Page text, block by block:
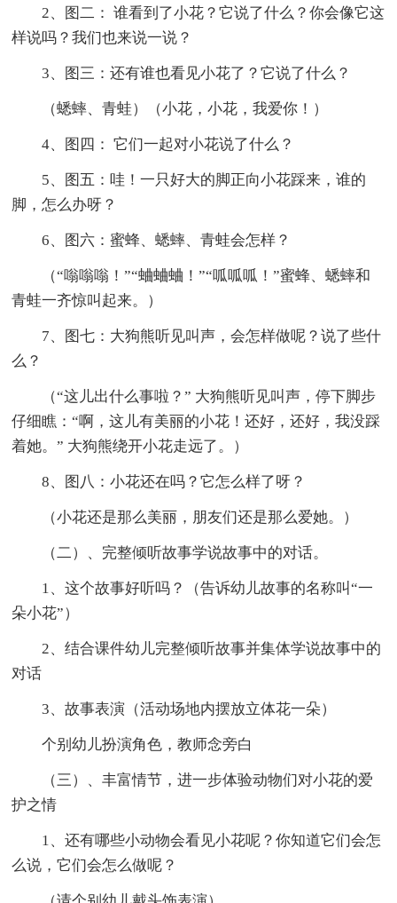
2、图二： 谁看到了小花？它说了什么？你会像它这
样说吗？我们也来说一说？
3、图三：还有谁也看见小花了？它说了什么？
（蟋蟀、青蛙）（小花，小花，我爱你！）
4、图四： 它们一起对小花说了什么？
5、图五：哇！一只好大的脚正向小花踩来，谁的
脚，怎么办呀？
6、图六：蜜蜂、蟋蟀、青蛙会怎样？
（“嗡嗡嗡！”“蛐蛐蛐！”“呱呱呱！”蜜蜂、蟋蟀和
青蛙一齐惊叫起来。）
7、图七：大狗熊听见叫声，会怎样做呢？说了些什
么？
（“这儿出什么事啦？” 大狗熊听见叫声，停下脚步
仔细瞧：“啊，这儿有美丽的小花！还好，还好，我没踩
着她。” 大狗熊绕开小花走远了。）
8、图八：小花还在吗？它怎么样了呀？
（小花还是那么美丽，朋友们还是那么爱她。）
（二）、完整倾听故事学说故事中的对话。
1、这个故事好听吗？（告诉幼儿故事的名称叫“一
朵小花”）
2、结合课件幼儿完整倾听故事并集体学说故事中的
对话
3、故事表演（活动场地内摆放立体花一朵）
个别幼儿扮演角色，教师念旁白
（三）、丰富情节，进一步体验动物们对小花的爱
护之情
1、还有哪些小动物会看见小花呢？你知道它们会怎
么说，它们会怎么做呢？